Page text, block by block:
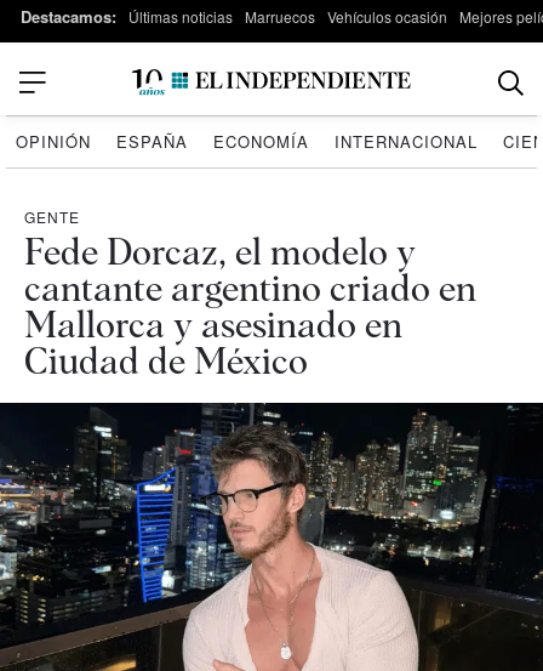
Destacamos: Últimas noticias Marruecos Vehículos ocasión Mejores
OPINIÓN ESPAÑA ECONOMÍA INTERNACIONAL
GENTE
Fede Dorcaz, el modelo y
cantante argentino criado en
Mallorca y asesinado en
Ciudad de México